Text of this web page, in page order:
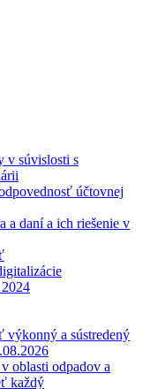
v súvislosti s
účtovnej
a daní a ich riešenie v
výkonný a sústredený
oblasti odpadov a
každý